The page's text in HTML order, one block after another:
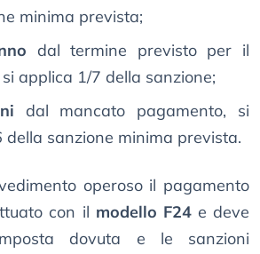
minima prevista;
dal termine previsto per il
applica 1/7 della sanzione;
dal mancato pagamento, si
della sanzione minima prevista.
operoso il pagamento
con il modello F24e deve
dovuta e le sanzioni